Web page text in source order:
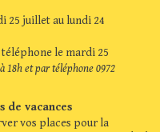
25 juillet au lundi 24
le mardi 25
18h et par téléphone 0972
de vacances
vos places pour la